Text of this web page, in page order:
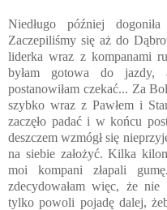
Niedługo później
Zaczepiliśmy się aż do
liderka wraz z kompanami
byłam gotowa do
postanowiłam czekać... Za
szybko wraz z Pawłem i
zaczęło padać i w końcu
deszczem wzmógł się
na siebie założyć. Kilka
moi kompani złapali
zdecydowałam więc, że
tylko powoli pojadę dalej,